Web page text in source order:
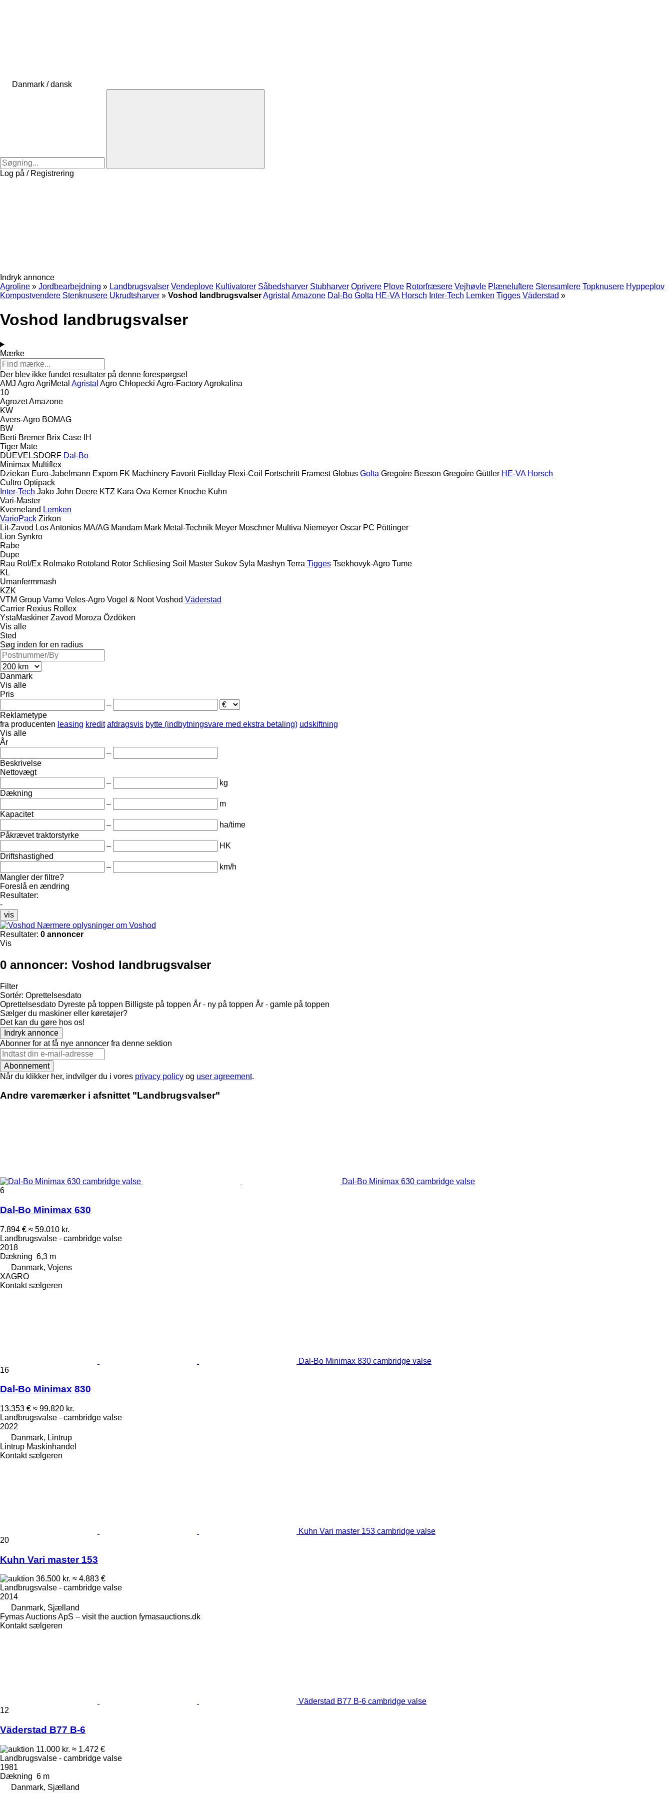
Danmark / dansk
Log på / Registrering
Indryk annonce
Agroline » Jordbearbejdning » Landbrugsvalser Vendeplove Kultivatorer Såbedsharver Stubharver Oprivere Plove Rotorfræsere Vejhøvle Plæneluftere Stensamlere Topknusere Hyppeplov
Kompostvendere Stenknusere Ukrudtsharver » Voshod landbrugsvalserAgristal Amazone Dal-Bo Golta HE-VA Horsch Inter-Tech Lemken Tigges Väderstad »
Voshod landbrugsvalser
Mærke
Der blev ikke fundet resultater på denne forespørgsel
AMJ AgroAgriMetal Agristal Agro Chłopecki Agro-FactoryAgrokalina
10
AgrozetAmazone
KW
Avers-Agro BOMAG
BW
Berti Bremer Brix Case IH
Tiger Mate
DUEVELSDORF Dal-Bo
Minimax Multiflex
Dziekan Euro-Jabelmann Expom FK Machinery Favorit Fiellday Flexi-Coil Fortschritt Framest Globus Golta Gregoire Besson Gregoire Güttler HE-VA Horsch
Cultro Optipack
Inter-Tech Jako John Deere KTZ Kara Ova Kerner Knoche Kuhn
Vari-Master
Kverneland Lemken
VarioPack Zirkon
Lit-Zavod Los Antonios MA/AG Mandam Mark Metal-Technik Meyer Moschner Multiva Niemeyer Oscar PC Pöttinger
Lion Synkro
Rabe
Dupe
Rau Rol/Ex Rolmako Rotoland Rotor Schliesing Soil Master Sukov Syla Mashyn Terra Tigges Tsekhovyk-Agro Tume
KL
Umanfermmash
KZK
VTM Group Vamo Veles-Agro Vogel & Noot Voshod Väderstad
Carrier Rexius Rollex
YstaMaskiner Zavod Moroza Özdöken
Vis alle
Sted
Søg inden for en radius
Danmark
Vis alle
Pris
–
Reklametype
fra producenten leasing kredit afdragsvis bytte (indbytningsvare med ekstra betaling) udskiftning
Vis alle
År
–
Beskrivelse
Nettovægt
–
kg
Dækning
–
m
Kapacitet
–
ha/time
Påkrævet traktorstyrke
–
HK
Driftshastighed
–
km/h
Mangler der filtre?
Foreslå en ændring
Resultater:
-
vis
Nærmere oplysninger om Voshod
Resultater: 0 annoncer
Vis
0 annoncer: Voshod landbrugsvalser
Filter
Sortér: Oprettelsesdato
Oprettelsesdato Dyreste på toppen Billigste på toppen År - ny på toppen År - gamle på toppen
Sælger du maskiner eller køretøjer?
Det kan du gøre hos os!
Indryk annonce
Abonner for at få nye annoncer fra denne sektion
Abonnement
Når du klikker her, indvilger du i vores privacy policy og user agreement.
Andre varemærker i afsnittet "Landbrugsvalser"
Dal-Bo Minimax 630 cambridge valse
6
Dal-Bo Minimax 630
7.894 € ≈ 59.010 kr.
Landbrugsvalse - cambridge valse
2018
Dækning 6,3 m
Danmark, Vojens
XAGRO
Kontakt sælgeren
Dal-Bo Minimax 830 cambridge valse
16
Dal-Bo Minimax 830
13.353 € ≈ 99.820 kr.
Landbrugsvalse - cambridge valse
2022
Danmark, Lintrup
Lintrup Maskinhandel
Kontakt sælgeren
Kuhn Vari master 153 cambridge valse
20
Kuhn Vari master 153
36.500 kr. ≈ 4.883 €
Landbrugsvalse - cambridge valse
2014
Danmark, Sjælland
Fymas Auctions ApS – visit the auction fymasauctions.dk
Kontakt sælgeren
Väderstad B77 B-6 cambridge valse
12
Väderstad B77 B-6
11.000 kr. ≈ 1.472 €
Landbrugsvalse - cambridge valse
1981
Dækning 6 m
Danmark, Sjælland